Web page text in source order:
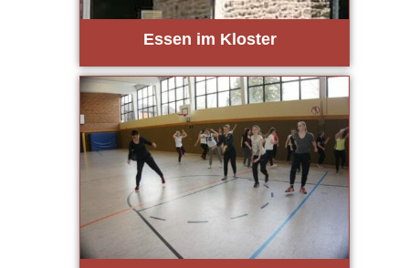
Essen im Klos­ter